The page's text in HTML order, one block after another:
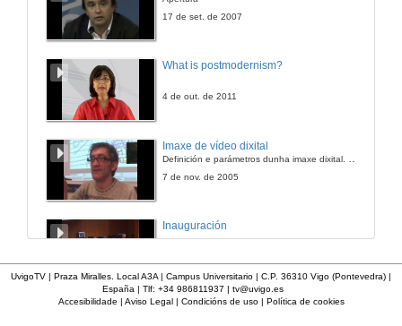
Avelino Pousa
Román Pereiro Alonso
Xosé Denis
17 de set. de 2007
What is postmodernism?
4 de out. de 2011
Imaxe de vídeo dixital
Definición e parámetros dunha imaxe dixital. Resolución e Aspecto. Profundidade da cor. Compresión. Frame por segundo. Entrelazado. Campos, cadros
7 de nov. de 2005
Inauguración
UvigoTV | Praza Miralles. Local A3A | Campus Universitario | C.P. 36310 Vigo (Pontevedra) |
España | Tlf: +34 986811937 | tv@uvigo.es
Accesibilidade | Aviso Legal| Condicións de uso| Política de cookies